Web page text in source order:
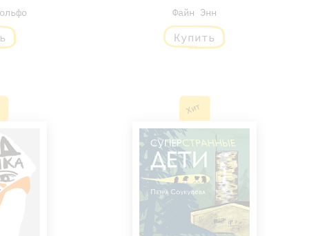
Файн Энн
Купить
Хит